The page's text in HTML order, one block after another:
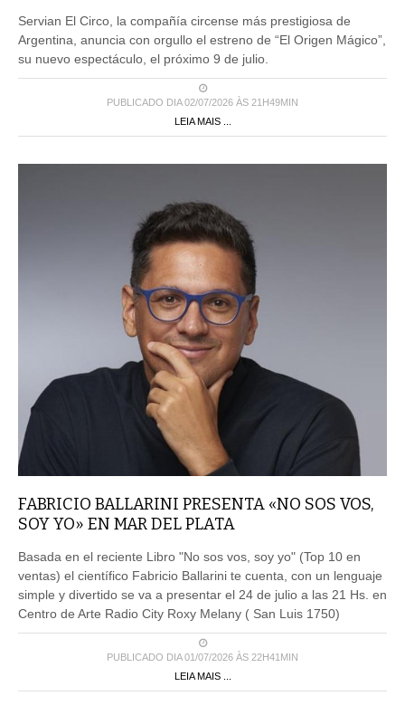
Servian El Circo, la compañía circense más prestigiosa de
Argentina, anuncia con orgullo el estreno de “El Origen Mágico”,
su nuevo espectáculo, el próximo 9 de julio.
PUBLICADO DIA 02/07/2026 ÀS 21H49MIN
LEIA MAIS ...
FABRICIO BALLARINI PRESENTA «NO SOS VOS,
SOY YO» EN MAR DEL PLATA
Basada en el reciente Libro "No sos vos, soy yo" (Top 10 en
ventas) el científico Fabricio Ballarini te cuenta, con un lenguaje
simple y divertido se va a presentar el 24 de julio a las 21 Hs. en
Centro de Arte Radio City Roxy Melany ( San Luis 1750)
PUBLICADO DIA 01/07/2026 ÀS 22H41MIN
LEIA MAIS ...